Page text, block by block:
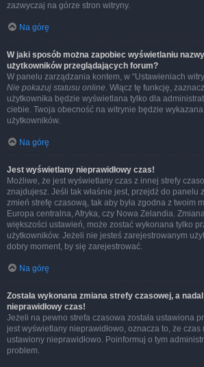
zazwyczaj na górze stron witryny.
Na górę
W jaki sposób można zapobiec wyświetlaniu
użytkowników przeglądających forum?
W panelu zarządzania kontem, w “Ustawieniach
Nie pokazuj statusu online. Włącz tę funkcję,
użytkownika będzie wyświetlana tylko dla
ciebie. Twoja obecność na witrynie będzie
użytkowników.
Na górę
Jest wyświetlany nieprawidłowy czas!
Możliwe, że jest wyświetlany czas z innej strefy
znajdujesz. Jeśli tak właśnie jest, przejdź do panelu
zmień strefę czasową, tak aby była zgodna z twoim
Europa centralna, Afryka, czy Nowa Zelandia.
większości ustawień, może zostać wykonana tylko
użytkowników. Jeżeli nie jesteś zarejestrowanym
dobry moment, by się zarejestrować.
Na górę
Została wykonana zmiana strefy czasowej, a
nieprawidłowy czas!
Jeżeli na pewno strefa czasowa została ustawiona
jest wyświetlany nieprawidłowo, oznacza to, że czas
ustawiony nieprawidłowo. Poinformuj o tym
problem.